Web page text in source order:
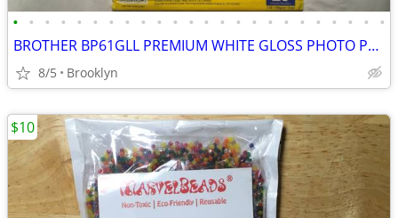
• • • • • • • • • • • • • • • • • • • • • • • •
BROTHER BP61GLL PREMIUM WHITE GLOSS PHOTO PAPER 20 PCS 8.5x11" 51LB IN
8/5 Brooklyn
$10